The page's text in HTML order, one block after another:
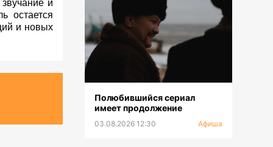
и
остается
и новых
Полюбившийся сериал
имеет продолжение
03.08.2026 12:30 Афиша